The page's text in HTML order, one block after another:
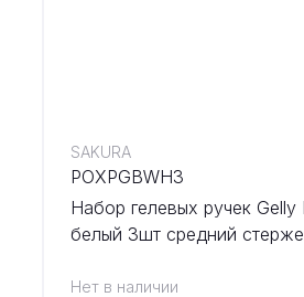
Нет в наличии
Набор гелевых ручек Gelly
белый 3шт средний
SAKURA
POXPGBWH3